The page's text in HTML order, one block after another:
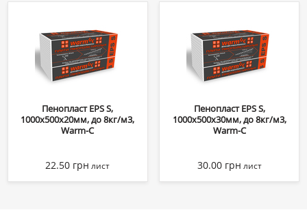
Пенопласт EPS S,
1000х500х20мм, до 8кг/м3,
Warm-C
22.50 грн лист
Пенопласт EPS S,
1000х500х30мм, до 8кг/м3,
Warm-C
30.00 грн лист